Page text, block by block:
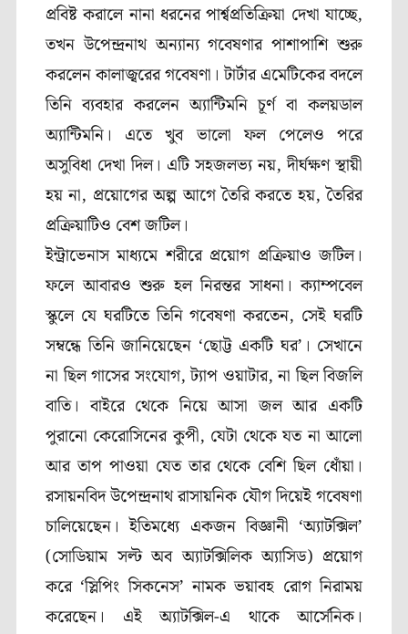
প্রবিষ্ট করালে নানা ধরনের পার্শ্বপ্রতিক্রিয়া দেখা যাচ্ছে,
তখন উপেন্দ্রনাথ অন্যান্য গবেষণার পাশাপাশি শুরু
করলেন কালাজ্বরের গবেষণা। টার্টার এমেটিকের বদলে
তিনি ব্যবহার করলেন অ্যান্টিমনি চূর্ণ বা কলয়ডাল
অ্যান্টিমনি। এতে খুব ভালো ফল পেলেও পরে
অসুবিধা দেখা দিল। এটি সহজলভ্য নয়, দীর্ঘক্ষণ স্থায়ী
হয় না, প্রয়োগের অল্প আগে তৈরি করতে হয়, তৈরির
প্রক্রিয়াটিও বেশ জটিল।
ইন্ট্রাভেনাস মাধ্যমে শরীরে প্রয়োগ প্রক্রিয়াও জটিল।
ফলে আবারও শুরু হল নিরন্তর সাধনা। ক্যাম্পবেল
স্কুলে যে ঘরটিতে তিনি গবেষণা করতেন, সেই ঘরটি
সম্বন্ধে তিনি জানিয়েছেন ‘ছোট্ট একটি ঘর’। সেখানে
না ছিল গাসের সংযোগ, ট্যাপ ওয়াটার, না ছিল বিজলি
বাতি। বাইরে থেকে নিয়ে আসা জল আর একটি
পুরানো কেরোসিনের কুপী, যেটা থেকে যত না আলো
আর তাপ পাওয়া যেত তার থেকে বেশি ছিল ধোঁয়া।
রসায়নবিদ উপেন্দ্রনাথ রাসায়নিক যৌগ দিয়েই গবেষণা
চালিয়েছেন। ইতিমধ্যে একজন বিজ্ঞানী ‘অ্যাটক্সিল’
(সোডিয়াম সল্ট অব অ্যাটক্সিলিক অ্যাসিড) প্রয়োগ
করে ‘স্লিপিং সিকনেস’ নামক ভয়াবহ রোগ নিরাময়
করেছেন। এই অ্যাটক্সিল-এ থাকে আর্সেনিক।